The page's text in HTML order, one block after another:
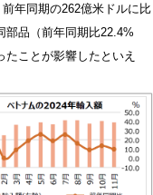
年同期の262億米ドルに比
部品（前年同期比22.4%
ことが影響したといえ